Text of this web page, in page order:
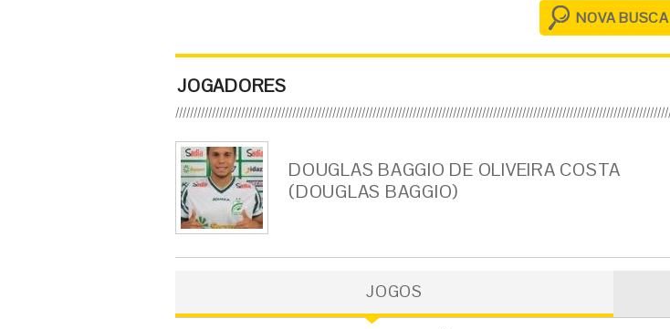
NOVA BUSCA
JOGADORES
DOUGLAS BAGGIO DE OLIVEIRA COSTA
(DOUGLAS BAGGIO)
JOGOS